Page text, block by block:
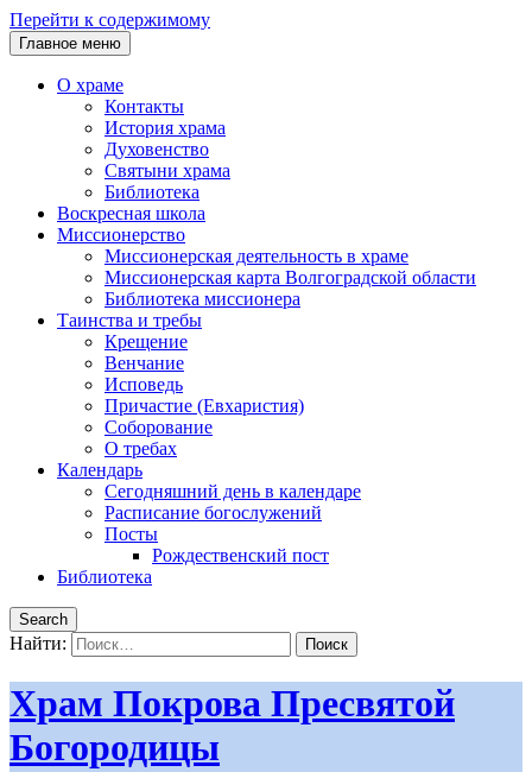
Перейти к содержимому
Главное меню
О храме
Контакты
История храма
Духовенство
Святыни храма
Библиотека
Воскресная школа
Миссионерство
Миссионерская деятельность в храме
Миссионерская карта Волгоградской области
Библиотека миссионера
Таинства и требы
Крещение
Венчание
Исповедь
Причастие (Евхаристия)
Соборование
О требах
Календарь
Сегодняшний день в календаре
Расписание богослужений
Посты
Рождественский пост
Библиотека
Search
Найти:
Храм Покрова Пресвятой
Богородицы